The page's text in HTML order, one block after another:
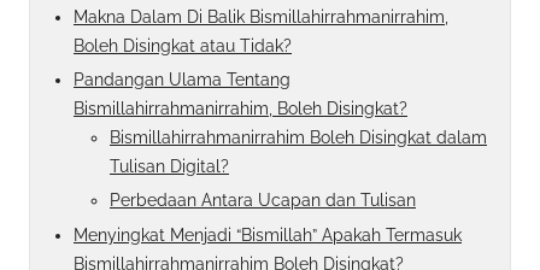
Makna Dalam Di Balik Bismillahirrahmanirrahim,
Boleh Disingkat atau Tidak?
Pandangan Ulama Tentang
Bismillahirrahmanirrahim, Boleh Disingkat?
Bismillahirrahmanirrahim Boleh Disingkat dalam
Tulisan Digital?
Perbedaan Antara Ucapan dan Tulisan
Menyingkat Menjadi “Bismillah” Apakah Termasuk
Bismillahirrahmanirrahim Boleh Disingkat?